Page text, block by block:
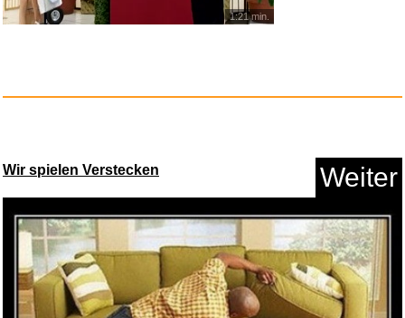
1:21 min.
Wir spielen Verstecken Weiter